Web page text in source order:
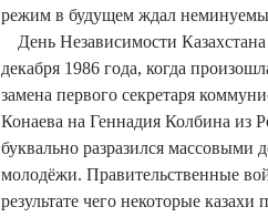
режим в будущем ждал
День Независимости
декабря 1986 года, когда
замена первого секретаря
Конаева на Геннадия Колбина из
буквально разразился массовыми
молодёжи. Правительственные
результате чего некоторые